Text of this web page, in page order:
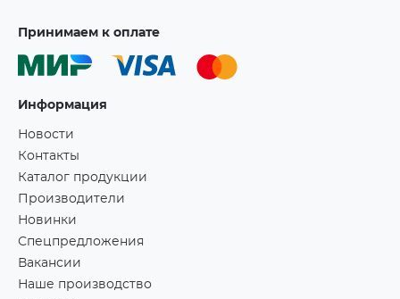
Принимаем к оплате
Информация
Новости
Контакты
Каталог продукции
Производители
Новинки
Спецпредложения
Вакансии
Наше производство